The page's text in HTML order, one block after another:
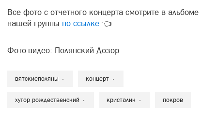
Все фото с отчетного концерта смотрите в альбоме
нашей группы по ссылке 👈
Фото-видео: Полянский Дозор
вятскиеполяны концерт
хутор рождественский кристалик покров